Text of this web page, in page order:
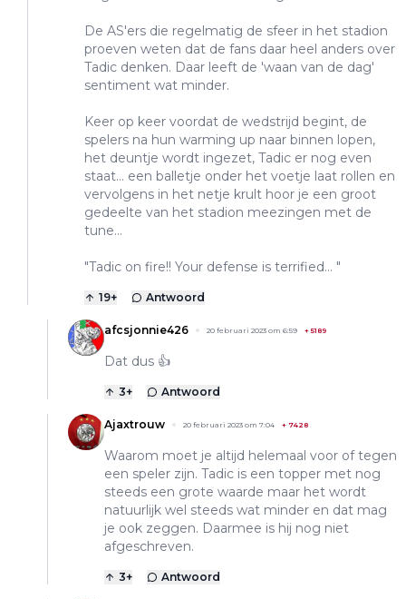
De AS'ers die regelmatig de sfeer in het stadion
proeven weten dat de fans daar heel anders over
Tadic denken. Daar leeft de 'waan van de dag'
sentiment wat minder.
Keer op keer voordat de wedstrijd begint, de
spelers na hun warming up naar binnen lopen,
het deuntje wordt ingezet, Tadic er nog even
staat... een balletje onder het voetje laat rollen en
vervolgens in het netje krult hoor je een groot
gedeelte van het stadion meezingen met de
tune...
"Tadic on fire!! Your defense is terrified... "
19+ Antwoord
afcsjonnie426 20 februari 2023 om 6:59 + 5189
Dat dus 👍
3+ Antwoord
Ajaxtrouw 20 februari 2023 om 7:04 + 7428
Waarom moet je altijd helemaal voor of tegen
een speler zijn. Tadic is een topper met nog
steeds een grote waarde maar het wordt
natuurlijk wel steeds wat minder en dat mag
je ook zeggen. Daarmee is hij nog niet
afgeschreven.
3+ Antwoord